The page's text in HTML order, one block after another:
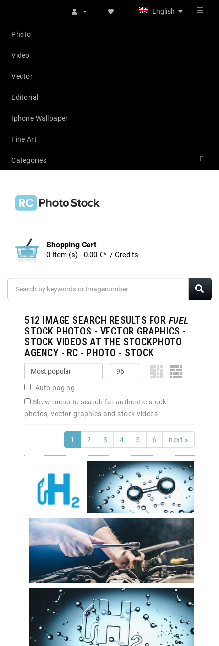
English
Photo
Video
Vector
Editorial
Iphone Wallpaper
Fine Art
Categories
Shopping Cart
0 Item (s) - 0.00 €* / Credits
512 IMAGE SEARCH RESULTS FOR FUEL
STOCK PHOTOS - VECTOR GRAPHICS -
STOCK VIDEOS AT THE STOCKPHOTO
AGENCY - RC - PHOTO - STOCK
Auto paging
Show menu to search for authentic stock
photos, vector graphics and stock videos
1 2 3 4 5 6 next »